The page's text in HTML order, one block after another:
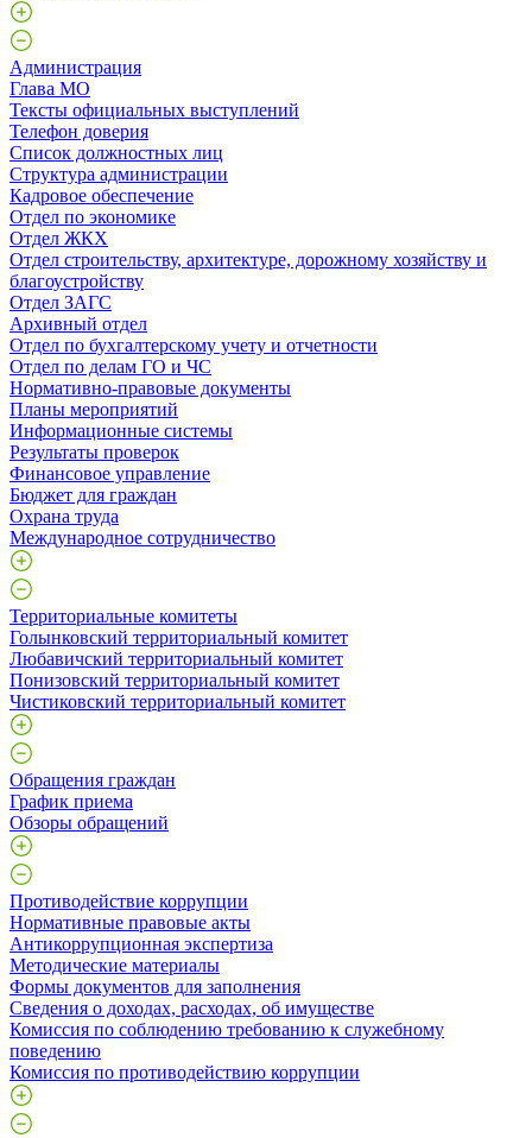
Администрация
Глава МО
Тексты официальных выступлений
Телефон доверия
Список должностных лиц
Структура администрации
Кадровое обеспечение
Отдел по экономике
Отдел ЖКХ
Отдел строительству, архитектуре, дорожному хозяйству и
благоустройству
Отдел ЗАГС
Архивный отдел
Отдел по бухгалтерскому учету и отчетности
Отдел по делам ГО и ЧС
Нормативно-правовые документы
Планы мероприятий
Информационные системы
Результаты проверок
Финансовое управление
Бюджет для граждан
Охрана труда
Международное сотрудничество
Территориальные комитеты
Голынковский территориальный комитет
Любавичский территориальный комитет
Понизовский территориальный комитет
Чистиковский территориальный комитет
Обращения граждан
График приема
Обзоры обращений
Противодействие коррупции
Нормативные правовые акты
Антикоррупционная экспертиза
Методические материалы
Формы документов для заполнения
Сведения о доходах, расходах, об имуществе
Комиссия по соблюдению требованию к служебному
поведению
Комиссия по противодействию коррупции